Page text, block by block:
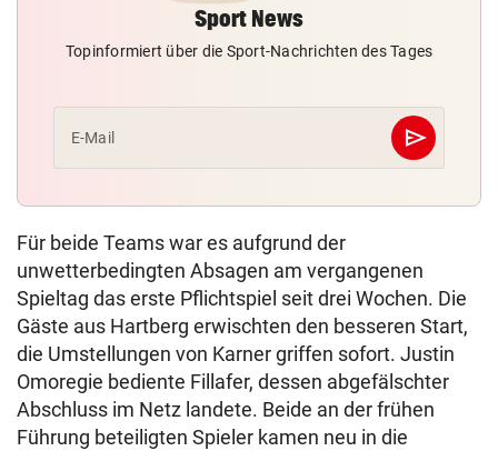
Sport News
Topinformiert über die Sport-Nachrichten des Tages
E-Mail send
Abschicken
Für beide Teams war es aufgrund der
unwetterbedingten Absagen am vergangenen
Spieltag das erste Pflichtspiel seit drei Wochen. Die
Gäste aus Hartberg erwischten den besseren Start,
die Umstellungen von Karner griffen sofort. Justin
Omoregie bediente Fillafer, dessen abgefälschter
Abschluss im Netz landete. Beide an der frühen
Führung beteiligten Spieler kamen neu in die